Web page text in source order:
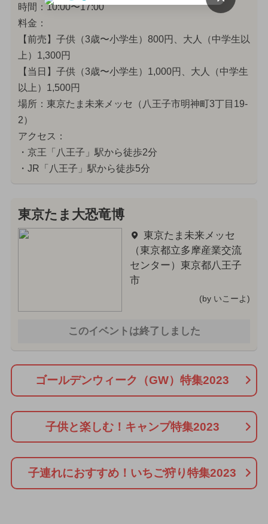
時間：10:00〜17:00
料金：
【前売】子供（3歳〜小学生）800円、大人（中学生以
上）1,300円
【当日】子供（3歳〜小学生）1,000円、大人（中学生
以上）1,500円
場所：東京たま未来メッセ（八王子市明神町3丁目19-
2）
アクセス：
・京王「八王子」駅から徒歩2分
・JR「八王子」駅から徒歩5分
東京たま大恐竜博
東京たま未来メッセ
（東京都立多摩産業交流
センター）東京都八王子
市
(by いこーよ)
このイベントは終了しました
ゴールデンウィーク（GW）特集2023
子供と楽しむ！キャンプ特集2023
子連れにおすすめ！いちご狩り特集2023